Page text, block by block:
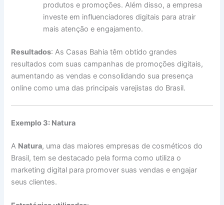
produtos e promoções. Além disso, a empresa
investe em influenciadores digitais para atrair
mais atenção e engajamento.
Resultados: As Casas Bahia têm obtido grandes
resultados com suas campanhas de promoções digitais,
aumentando as vendas e consolidando sua presença
online como uma das principais varejistas do Brasil.
Exemplo 3: Natura
A Natura, uma das maiores empresas de cosméticos do
Brasil, tem se destacado pela forma como utiliza o
marketing digital para promover suas vendas e engajar
seus clientes.